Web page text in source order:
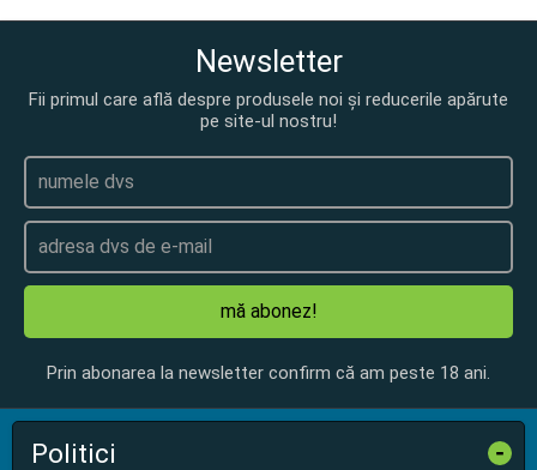
Newsletter
Fii primul care află despre produsele noi și reducerile apărute
pe site-ul nostru!
mă abonez!
Prin abonarea la newsletter confirm că am peste 18 ani.
Politici -